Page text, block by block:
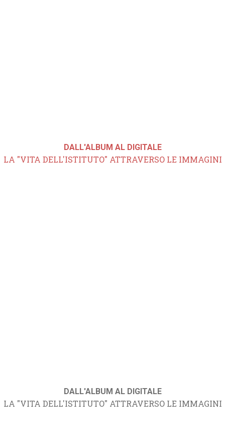
DALL'ALBUM AL DIGITALE
LA "VITA DELL'ISTITUTO" ATTRAVERSO LE IMMAGINI
DALL'ALBUM AL DIGITALE
LA "VITA DELL'ISTITUTO" ATTRAVERSO LE IMMAGINI